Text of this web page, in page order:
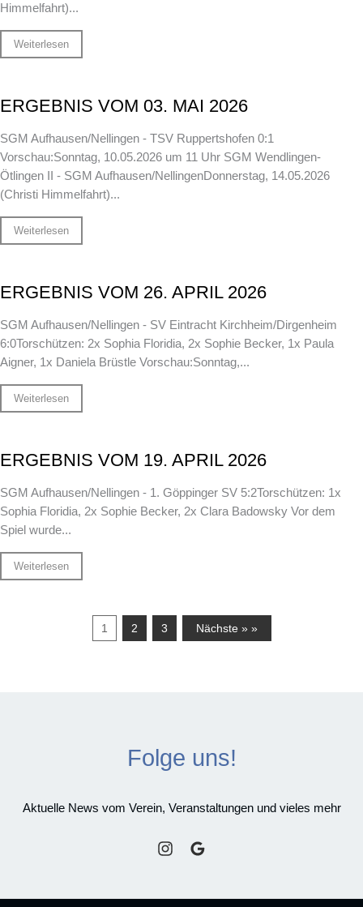
Himmelfahrt)...
Weiterlesen
ERGEBNIS VOM 03. MAI 2026
SGM Aufhausen/Nellingen - TSV Ruppertshofen 0:1
Vorschau:Sonntag, 10.05.2026 um 11 Uhr SGM Wendlingen-
Ötlingen II - SGM Aufhausen/NellingenDonnerstag, 14.05.2026
(Christi Himmelfahrt)...
Weiterlesen
ERGEBNIS VOM 26. APRIL 2026
SGM Aufhausen/Nellingen - SV Eintracht Kirchheim/Dirgenheim
6:0Torschützen: 2x Sophia Floridia, 2x Sophie Becker, 1x Paula
Aigner, 1x Daniela Brüstle Vorschau:Sonntag,...
Weiterlesen
ERGEBNIS VOM 19. APRIL 2026
SGM Aufhausen/Nellingen - 1. Göppinger SV 5:2Torschützen: 1x
Sophia Floridia, 2x Sophie Becker, 2x Clara Badowsky Vor dem
Spiel wurde...
Weiterlesen
1 2 3 Nächste » »
Folge uns!
Aktuelle News vom Verein, Veranstaltungen und vieles mehr